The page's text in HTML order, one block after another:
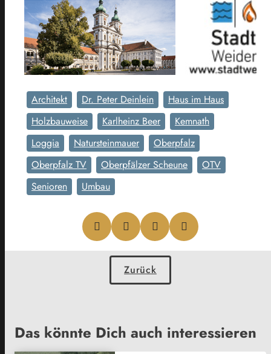
Architekt Dr. Peter Deinlein
Haus im Haus
Holzbauweise
Karlheinz Beer
Kemnath
Loggia
Natursteinmauer
Oberpfalz
Oberpfalz TV
Oberpfälzer Scheune
OTV
Senioren
Umbau
Zurück
Das könnte Dich auch interessieren